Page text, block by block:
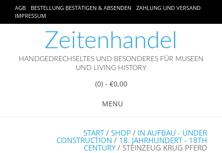
AGB BESTELLUNG BESTÄTIGEN & ABSENDEN
ZAHLUNG UND VERSAND
IMPRESSUM
Zeitenhandel
HANDGEDRECHSELTES UND BESONDERES FÜR MUSEEN
UND LIVING HISTORY
(0)- €0,00
MENU
START/ SHOP / IN AUFBAU - UNDER
CONSTRUCTION / 18. JAHRHUNDERT - 18TH
CENTURY/ STEINZEUG KRUG PFERD